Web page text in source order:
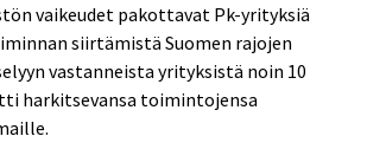
vaikeudet pakottavat Pk-yrityksiä
siirtämistä Suomen rajojen
vastanneista yrityksistä noin 10
harkitsevansa toimintojensa